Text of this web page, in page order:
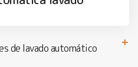
de lavado automático